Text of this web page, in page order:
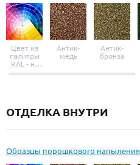
Цвет из
палитры
RAL - на
выбор
Антик-
медь
Антик-
бронза
ОТДЕЛКА ВНУТРИ
Образцы порошкового напыления